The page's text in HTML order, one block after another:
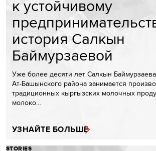
к устойчивому
история Салкын
Баймурзаевой
Уже более десяти лет Салкын
Ат-Башынского района занимается
традиционных кыргызских молочных
молоко…
УЗНАЙТЕ БОЛЬШЕ
STORIES